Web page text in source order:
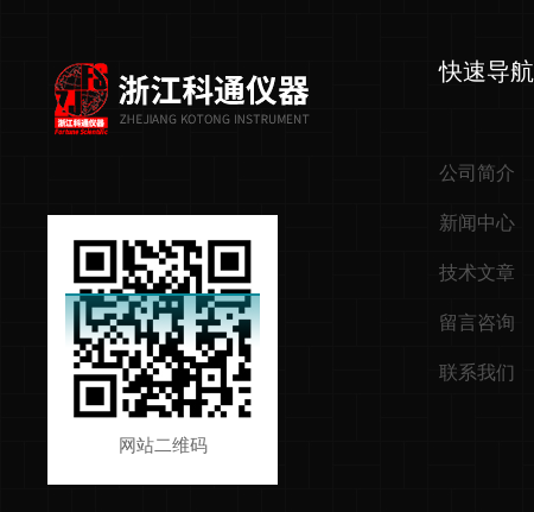
网站二维码
快速导航
公司简介
新闻中心
技术文章
留言咨询
联系我们